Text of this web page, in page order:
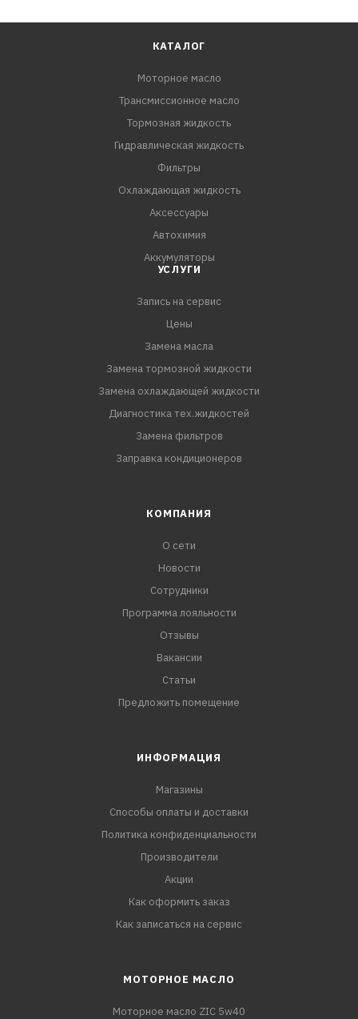
КАТАЛОГ
Моторное масло
Трансмиссионное масло
Тормозная жидкость
Гидравлическая жидкость
Фильтры
Охлаждающая жидкость
Аксессуары
Автохимия
Аккумуляторы
УСЛУГИ
Запись на сервис
Цены
Замена масла
Замена тормозной жидкости
Замена охлаждающей жидкости
Диагностика тех.жидкостей
Замена фильтров
Заправка кондиционеров
КОМПАНИЯ
О сети
Новости
Сотрудники
Программа лояльности
Отзывы
Вакансии
Статьи
Предложить помещение
ИНФОРМАЦИЯ
Магазины
Способы оплаты и доставки
Политика конфиденциальности
Производители
Акции
Как оформить заказ
Как записаться на сервис
МОТОРНОЕ МАСЛО
Моторное масло ZIC 5w40